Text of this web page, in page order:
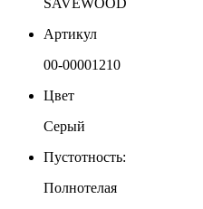
SAVEWOOD
Артикул
00-00001210
Цвет
Серый
Пустотность:
Полнотелая